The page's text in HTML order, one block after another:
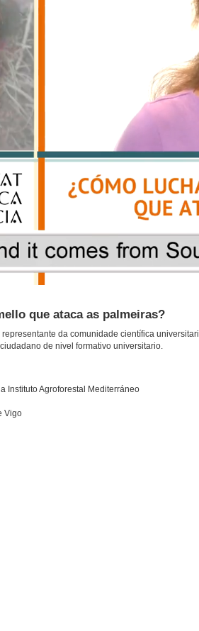
que ataca as palmeiras?
da comunidade científica
de nivel formativo universitario.
Instituto Agroforestal Mediterráneo
Vigo